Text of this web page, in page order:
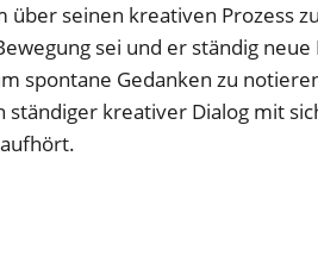
seinen kreativen Prozess
sei und er ständig
spontane Gedanken zu
kreativer Dialog mit